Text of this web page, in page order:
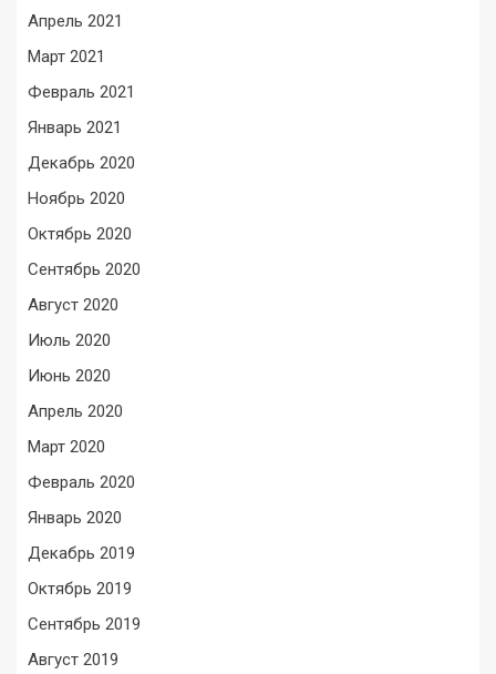
Апрель 2021
Март 2021
Февраль 2021
Январь 2021
Декабрь 2020
Ноябрь 2020
Октябрь 2020
Сентябрь 2020
Август 2020
Июль 2020
Июнь 2020
Апрель 2020
Март 2020
Февраль 2020
Январь 2020
Декабрь 2019
Октябрь 2019
Сентябрь 2019
Август 2019